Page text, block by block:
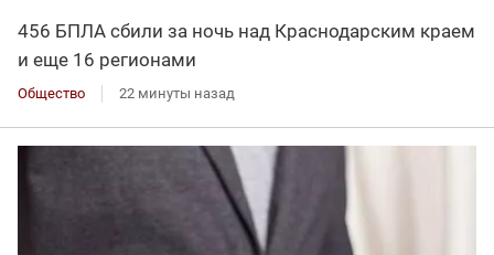
456 БПЛА сбили за ночь над Краснодарским краем
и еще 16 регионами
Общество 22 минуты назад